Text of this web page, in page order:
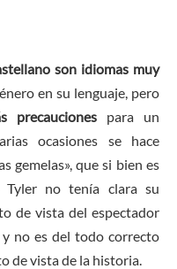
son idiomas muy
en su lenguaje, pero
precauciones para un
ocasiones se hace
gemelas», que si bien es
no tenía clara su
de vista del espectador
no es del todo correcto
de vista de la historia.